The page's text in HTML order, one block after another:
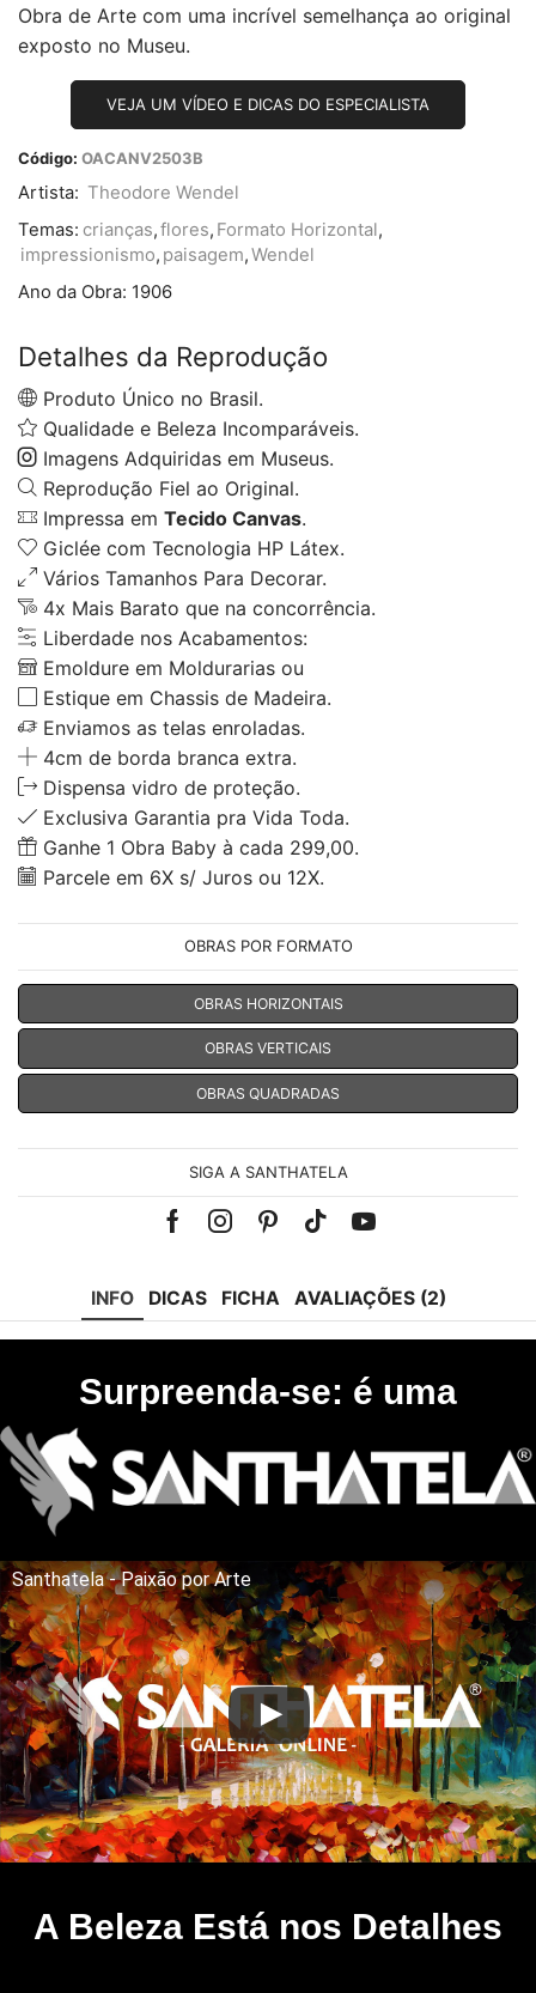
Obra de Arte com uma incrível semelhança ao original
exposto no Museu.
VEJA UM VÍDEO E DICAS DO ESPECIALISTA
Código: OACANV2503B
Artista: Theodore Wendel
Temas: crianças,flores, Formato Horizontal ,
impressionismo, paisagem,Wendel
Ano da Obra: 1906
Detalhes da Reprodução
Produto Único no Brasil.
Qualidade e Beleza Incomparáveis.
Imagens Adquiridas em Museus.
Reprodução Fiel ao Original.
Impressa em Tecido Canvas.
Giclée com Tecnologia HP Látex.
Vários Tamanhos Para Decorar.
4x Mais Barato que na concorrência.
Liberdade nos Acabamentos:
Emoldure em Moldurarias ou
Estique em Chassis de Madeira.
Enviamos as telas enroladas.
4cm de borda branca extra.
Dispensa vidro de proteção.
Exclusiva Garantia pra Vida Toda.
Ganhe 1 Obra Baby à cada 299,00.
Parcele em 6X s/ Juros ou 12X.
OBRAS POR FORMATO
OBRAS HORIZONTAIS
OBRAS VERTICAIS
OBRAS QUADRADAS
SIGA A SANTHATELA
FacebookInstagramPinterest
Tik-Youtube
INFO DICAS FICHA AVALIAÇÕES (2)
Surpreenda-se: é uma
Santhatela - Paixão por Arte
A Beleza Está nos Detalhes